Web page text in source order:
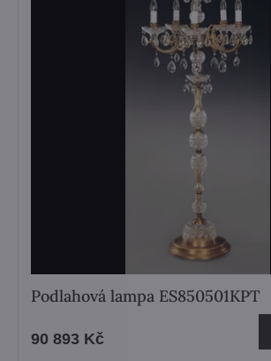
Podlahová lampa ES850501KPT
90 893 Kč